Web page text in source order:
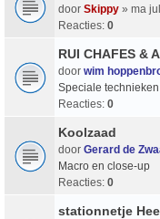
door Skippy » ma
Reacties: 0
RUI CHAFES &
door wim
Speciale
Reacties: 0
Koolzaad
door Gerard de
Macro en close-up
Reacties: 0
stationnetje